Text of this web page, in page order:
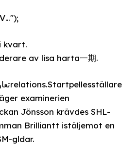
kvart.
av lisa harta一期.
examinerien
Jönsson krävdes SHL-
Brilliantt istäljemot en
gldar.